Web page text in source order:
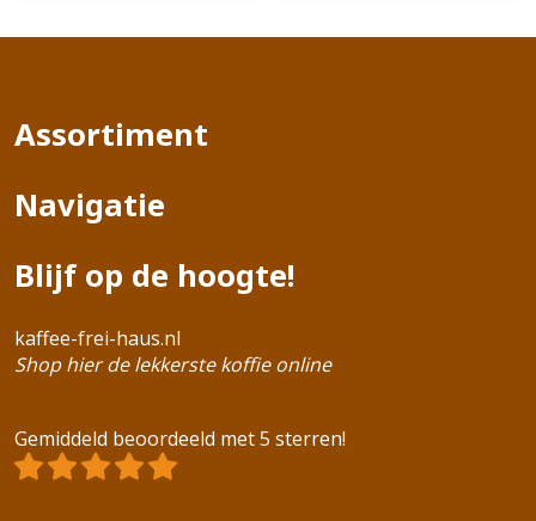
Assortiment
Navigatie
Blijf op de hoogte!
kaffee-frei-haus.nl
Shop hier de lekkerste koffie online
Gemiddeld beoordeeld met 5 sterren!